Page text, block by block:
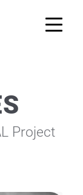
Project